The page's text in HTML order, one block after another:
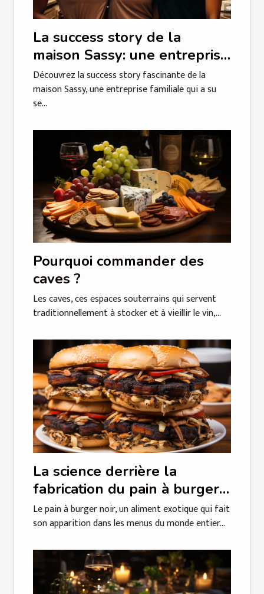
La success story de la
maison Sassy: une entreprise
familiale qui se démarque
Découvrez la success story fascinante de la
maison Sassy, une entreprise familiale qui a su
se...
Pourquoi commander des
caves ?
Les caves, ces espaces souterrains qui servent
traditionnellement à stocker et à vieillir le vin,...
La science derrière la
fabrication du pain à burger
noir: Une analyse détaillée
Le pain à burger noir, un aliment exotique qui fait
son apparition dans les menus du monde entier...